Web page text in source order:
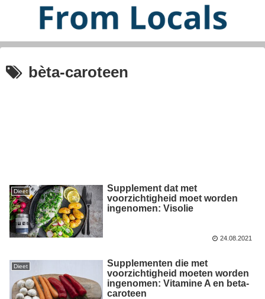
bèta-caroteen
Dieet
Supplement dat met
voorzichtigheid moet worden
ingenomen: Visolie
24.08.2021
Dieet
Supplementen die met
voorzichtigheid moeten worden
ingenomen: Vitamine A en beta-
caroteen